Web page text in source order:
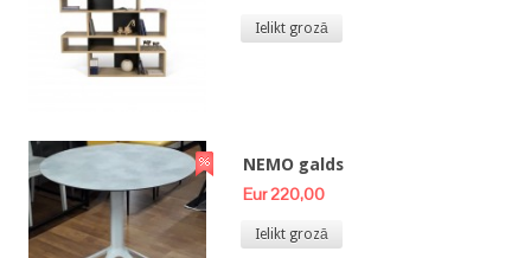
Ielikt grozā
NEMO galds
Eur 220,00
Ielikt grozā